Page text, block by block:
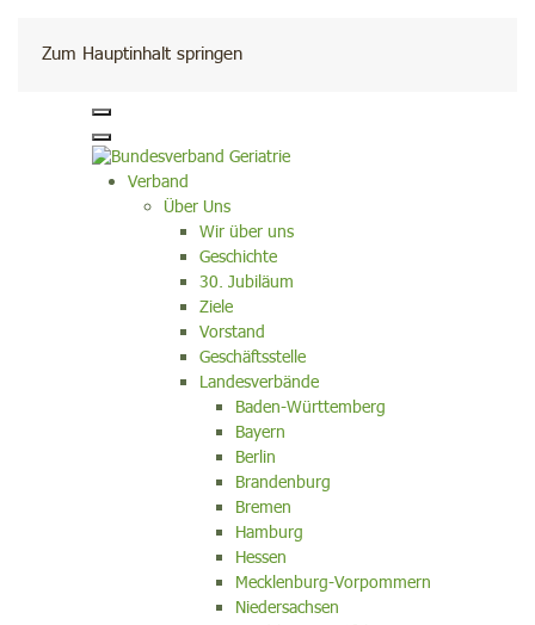
Zum Hauptinhalt springen
Kontakt
Verband
Über Uns
Wir über uns
Geschichte
30. Jubiläum
Ziele
Vorstand
Geschäftsstelle
Landesverbände
Baden-Württemberg
Bayern
Berlin
Brandenburg
Bremen
Hamburg
Hessen
Mecklenburg-Vorpommern
Niedersachsen